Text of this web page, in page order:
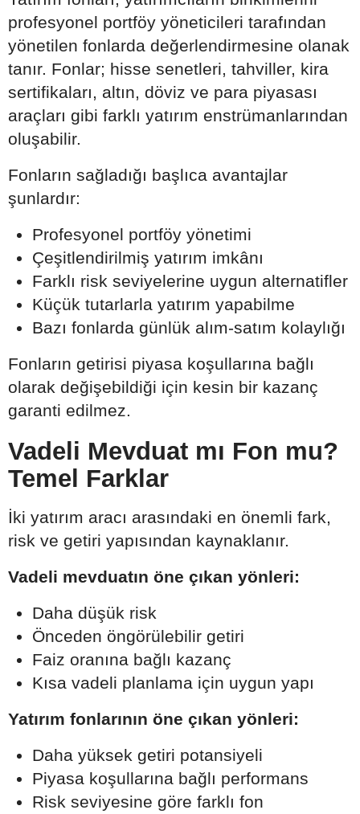
profesyonel portföy yöneticileri tarafından
yönetilen fonlarda değerlendirmesine olanak
tanır. Fonlar; hisse senetleri, tahviller, kira
sertifikaları, altın, döviz ve para piyasası
araçları gibi farklı yatırım enstrümanlarından
oluşabilir.
Fonların sağladığı başlıca avantajlar
şunlardır:
Profesyonel portföy yönetimi
Çeşitlendirilmiş yatırım imkânı
Farklı risk seviyelerine uygun alternatifler
Küçük tutarlarla yatırım yapabilme
Bazı fonlarda günlük alım-satım kolaylığı
Fonların getirisi piyasa koşullarına bağlı
olarak değişebildiği için kesin bir kazanç
garanti edilmez.
Vadeli Mevduat mı Fon mu?
Temel Farklar
İki yatırım aracı arasındaki en önemli fark,
risk ve getiri yapısından kaynaklanır.
Vadeli mevduatın öne çıkan yönleri:
Daha düşük risk
Önceden öngörülebilir getiri
Faiz oranına bağlı kazanç
Kısa vadeli planlama için uygun yapı
Yatırım fonlarının öne çıkan yönleri:
Daha yüksek getiri potansiyeli
Piyasa koşullarına bağlı performans
Risk seviyesine göre farklı fon